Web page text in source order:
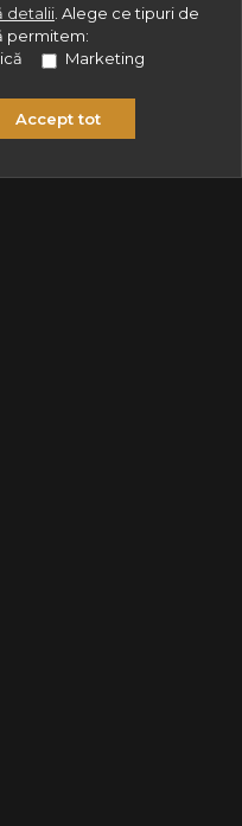
detalii Alege ce tipuri de
permitem:
Marketing
Accept tot